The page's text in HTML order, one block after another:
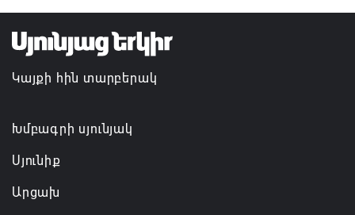
դատական առաջին նիստին
Կայքի հին տարբերակ
Խմբագրի սյունյակ
Սյունիք
Արցախ